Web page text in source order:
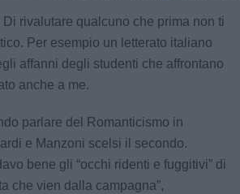
rivalutare qualcuno che prima non ti
Per esempio un letterato italiano
affanni degli studenti che affrontano
anche a me.
parlare del Romanticismo in
e Manzoni scelsi il secondo.
bene gli “occhi ridenti e fuggitivi” di
che vien dalla campagna”,